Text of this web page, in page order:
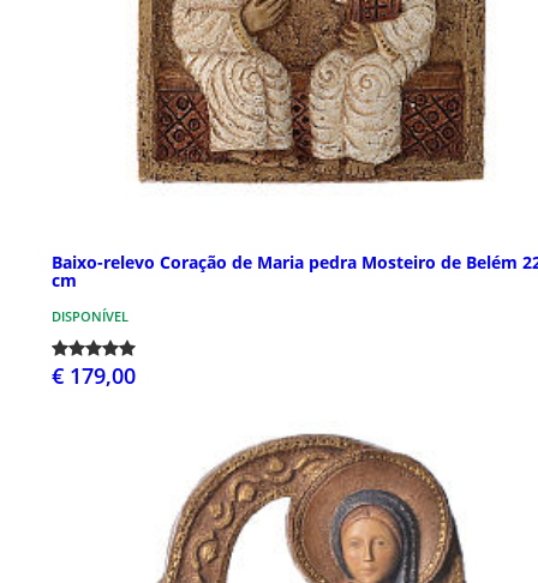
Baixo-relevo Coração de Maria pedra Mosteiro de Belém
cm
DISPONÍVEL
€ 179,00